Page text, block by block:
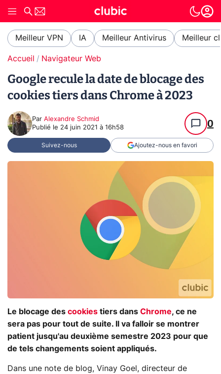
Meilleur VPN IA Meilleur Antivirus Meilleur
Accueil Navigateur Web
Google recule la date de blocage des
cookies tiers dans Chrome à 2023
Par Alexandre Schmid
Publié le 24 juin 2021 à 16h58 0
Suivez-nous Ajoutez-nous en favori
Le blocage des cookies tiers dans Chrome, ce ne
sera pas pour tout de suite. Il va falloir se montrer
patient jusqu'au deuxième semestre 2023 pour que
de tels changements soient appliqués.
Dans une note de blog, Vinay Goel, directeur de